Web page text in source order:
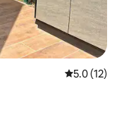
Ukadiriaji
5.0 (12)